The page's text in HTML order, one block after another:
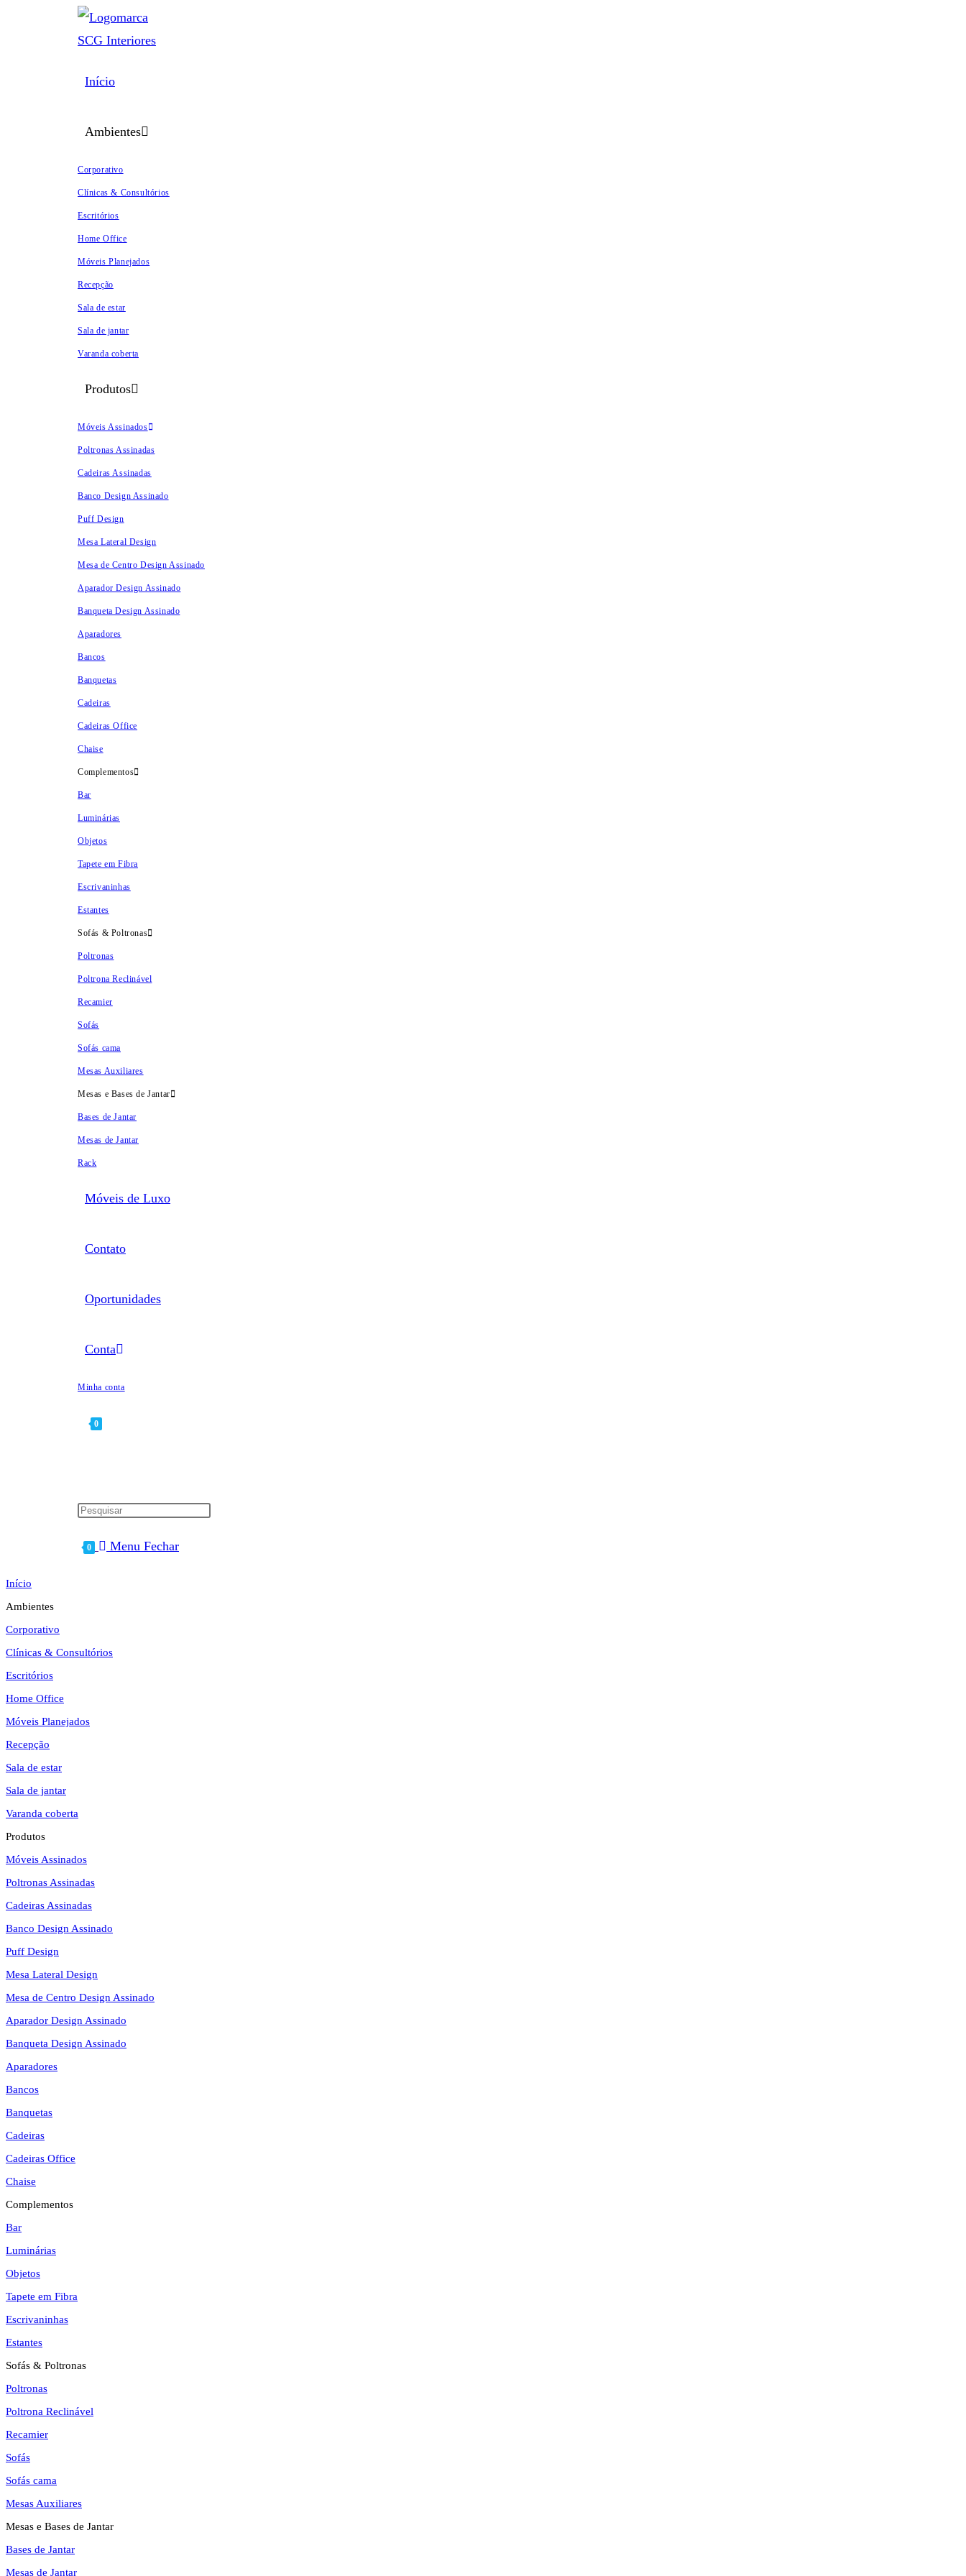
Início
Ambientes
Corporativo
Clínicas & Consultórios
Escritórios
Home Office
Móveis Planejados
Recepção
Sala de estar
Sala de jantar
Varanda coberta
Produtos
Móveis Assinados
Poltronas Assinadas
Cadeiras Assinadas
Banco Design Assinado
Puff Design
Mesa Lateral Design
Mesa de Centro Design Assinado
Aparador Design Assinado
Banqueta Design Assinado
Aparadores
Bancos
Banquetas
Cadeiras
Cadeiras Office
Chaise
Complementos
Bar
Luminárias
Objetos
Tapete em Fibra
Escrivaninhas
Estantes
Sofás & Poltronas
Poltronas
Poltrona Reclinável
Recamier
Sofás
Sofás cama
Mesas Auxiliares
Mesas e Bases de Jantar
Bases de Jantar
Mesas de Jantar
Rack
Móveis de Luxo
Contato
Oportunidades
Conta
Minha conta
0
pesquisa
0 Menu Fechar
Início
Ambientes
Corporativo
Clínicas & Consultórios
Escritórios
Home Office
Móveis Planejados
Recepção
Sala de estar
Sala de jantar
Varanda coberta
Produtos
Móveis Assinados
Poltronas Assinadas
Cadeiras Assinadas
Banco Design Assinado
Puff Design
Mesa Lateral Design
Mesa de Centro Design Assinado
Aparador Design Assinado
Banqueta Design Assinado
Aparadores
Bancos
Banquetas
Cadeiras
Cadeiras Office
Chaise
Complementos
Bar
Luminárias
Objetos
Tapete em Fibra
Escrivaninhas
Estantes
Sofás & Poltronas
Poltronas
Poltrona Reclinável
Recamier
Sofás
Sofás cama
Mesas Auxiliares
Mesas e Bases de Jantar
Bases de Jantar
Mesas de Jantar